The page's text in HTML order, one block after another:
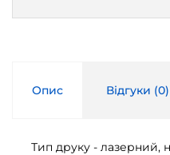
Опис Відгуки (0)
Тип друку - лазерний,